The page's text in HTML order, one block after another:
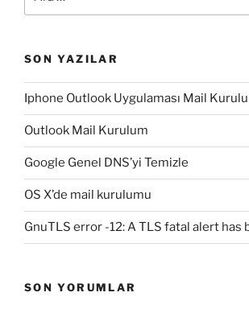
SON YAZILAR
Iphone Outlook Uygulaması Mail
Outlook Mail Kurulum
Google Genel DNS’yi Temizle
OS X’de mail kurulumu
GnuTLS error -12: A TLS fatal alert has
SON YORUMLAR